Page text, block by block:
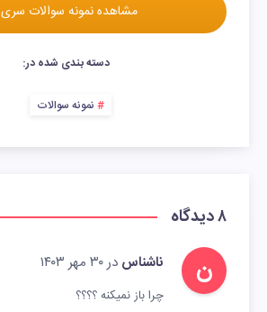
مشاهده نمونه سوالات سری ۱
دسته بندی شده در:
نمونه سوالات
۸ دیدگاه
ن ناشناس در ۳۰ مهر ۱۴۰۳
چرا باز نمیکنه ؟؟؟؟